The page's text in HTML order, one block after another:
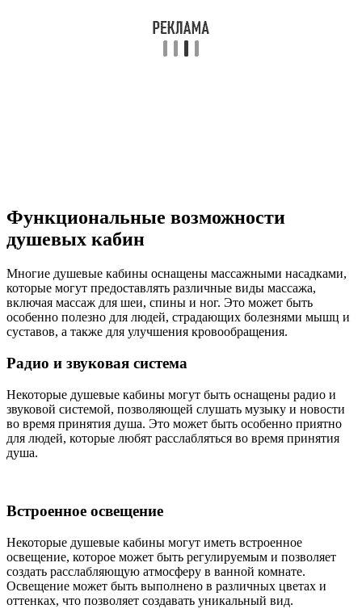
Функциональные возможности
душевых кабин
Многие душевые кабины оснащены массажными насадками,
которые могут предоставлять различные виды массажа,
включая массаж для шеи, спины и ног. Это может быть
особенно полезно для людей, страдающих болезнями мышц и
суставов, а также для улучшения кровообращения.
Радио и звуковая система
Некоторые душевые кабины могут быть оснащены радио и
звуковой системой, позволяющей слушать музыку и новости
во время принятия душа. Это может быть особенно приятно
для людей, которые любят расслабляться во время принятия
душа.
Встроенное освещение
Некоторые душевые кабины могут иметь встроенное
освещение, которое может быть регулируемым и позволяет
создать расслабляющую атмосферу в ванной комнате.
Освещение может быть выполнено в различных цветах и
оттенках, что позволяет создавать уникальный вид.